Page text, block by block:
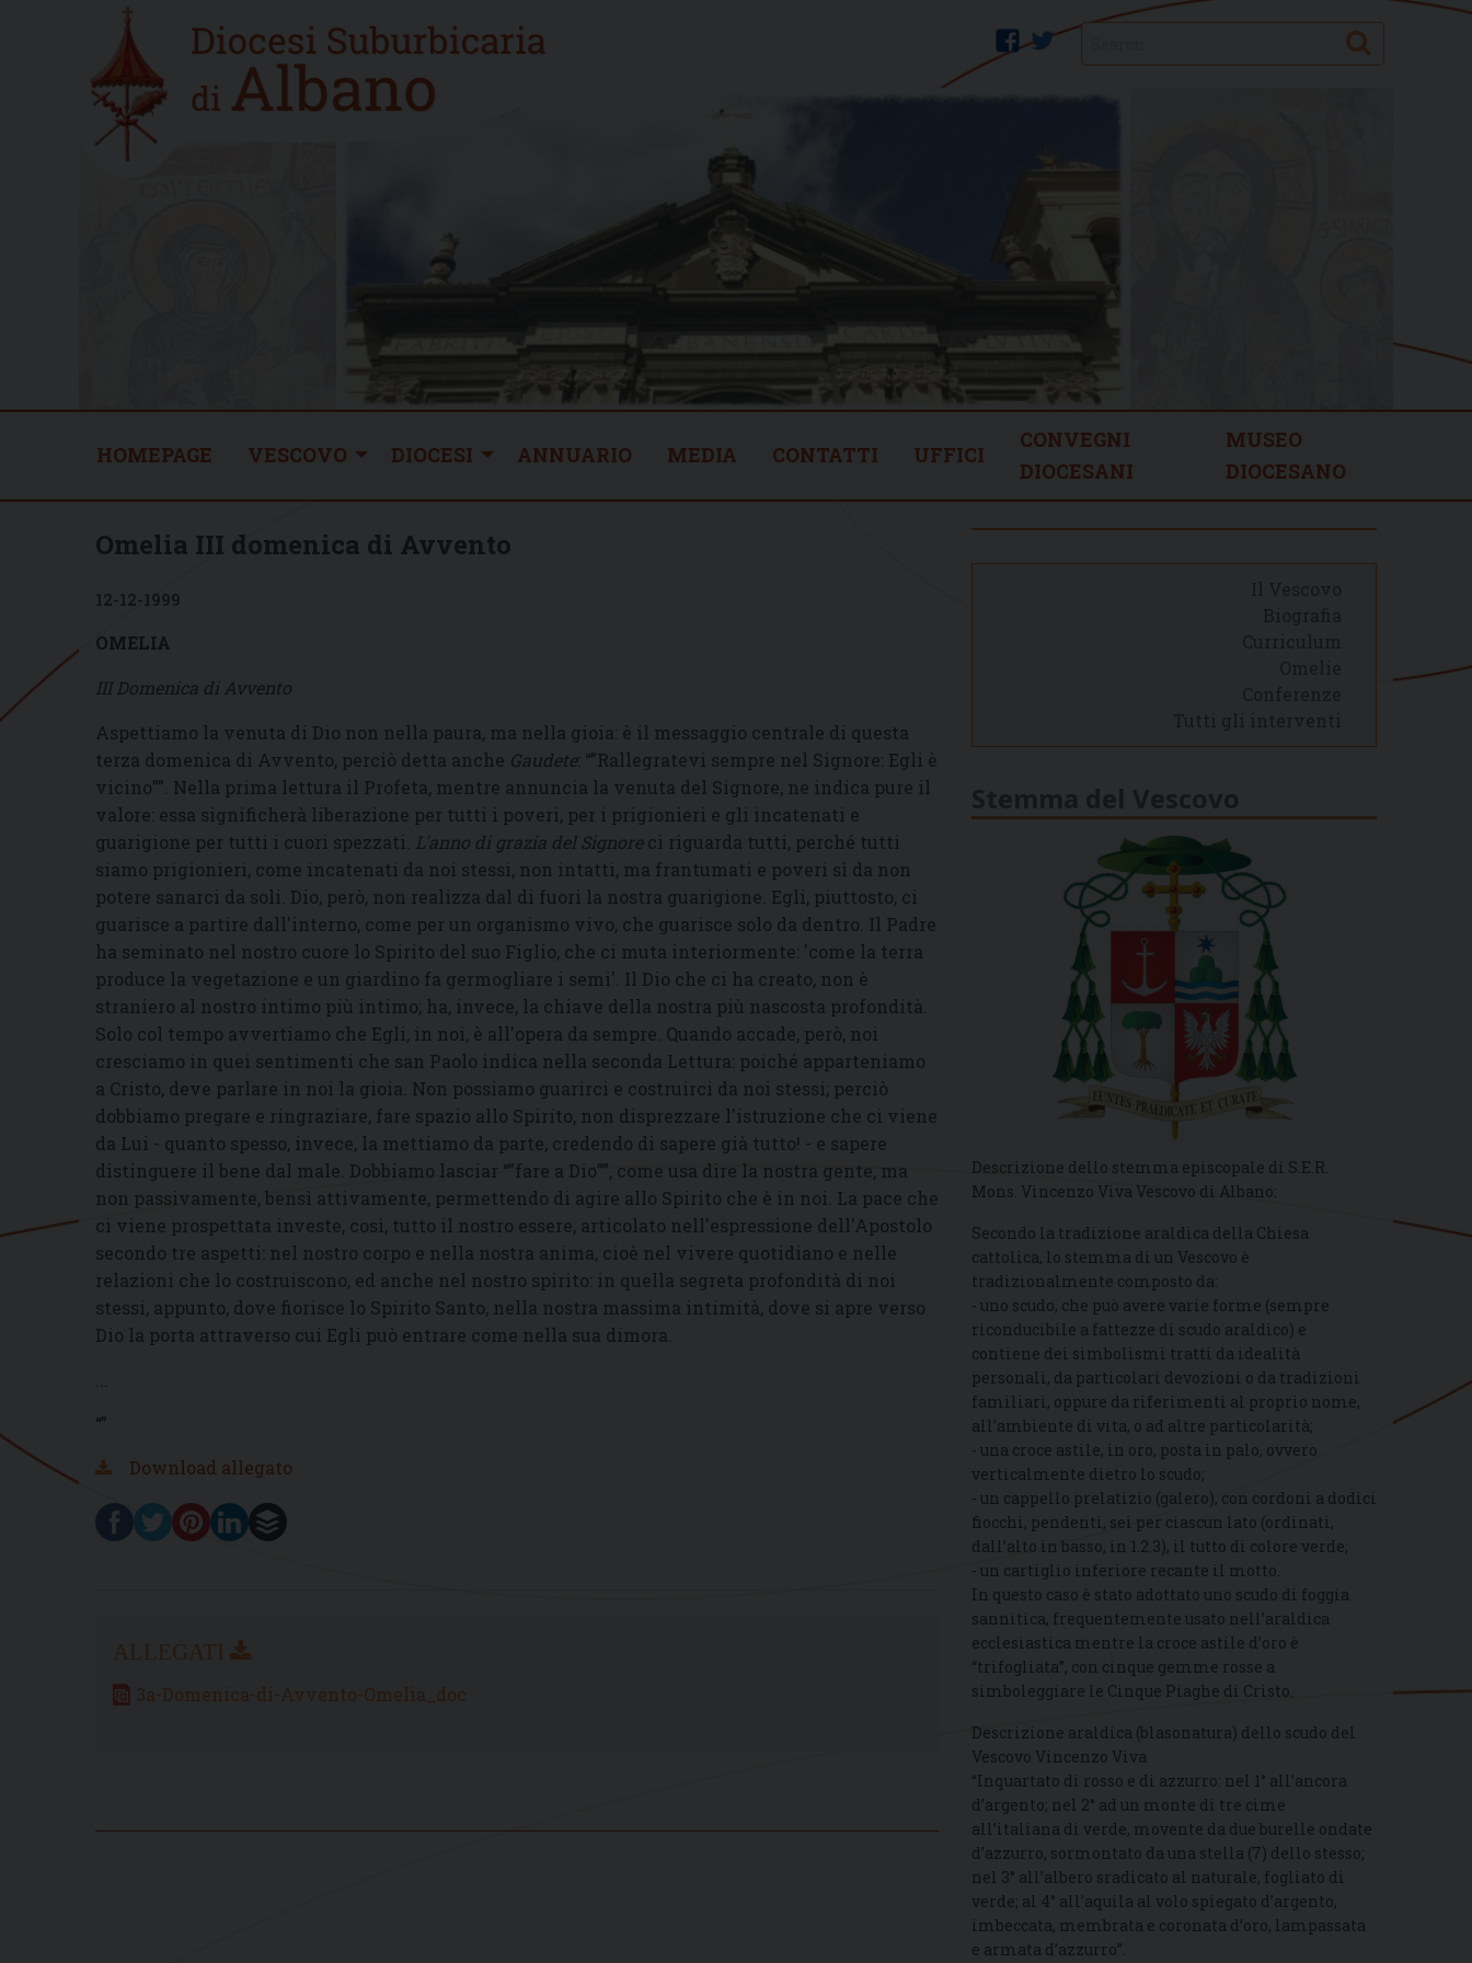
Home
new
twitter
facebook Search
HOMEPAGE VESCOVO DIOCESI ANNUARIO MEDIA CONTATTI UFFICI
CONVEGNI
DIOCESANI
MUSEO
DIOCESANO
Omelia III domenica di Avvento
12-12-1999
OMELIA
III Domenica di Avvento
Aspettiamo la venuta di Dio non nella paura, ma nella gioia: è il messaggio centrale di questa
terza domenica di Avvento, perciò detta anche Gaudete: “”Rallegratevi sempre nel Signore: Egli è
vicino””. Nella prima lettura il Profeta, mentre annuncia la venuta del Signore, ne indica pure il
valore: essa significherà liberazione per tutti i poveri, per i prigionieri e gli incatenati e
guarigione per tutti i cuori spezzati.
L'anno di grazia del Signoreci riguarda tutti, perché tutti
siamo prigionieri, come incatenati da noi stessi, non intatti, ma frantumati e poveri sì da non
potere sanarci da soli. Dio, però, non realizza dal di fuori la nostra guarigione. Egli, piuttosto, ci
guarisce a partire dall'interno, come per un organismo vivo, che guarisce solo da dentro. Il Padre
ha seminato nel nostro cuore lo Spirito del suo Figlio, che ci muta interiormente: 'come la terra
produce la vegetazione e un giardino fa germogliare i semi'. Il Dio che ci ha creato, non è
straniero al nostro intimo più intimo; ha, invece, la chiave della nostra più nascosta profondità.
Solo col tempo avvertiamo che Egli, in noi, è all'opera da sempre. Quando accade, però, noi
cresciamo in quei sentimenti che san Paolo indica nella seconda Lettura: poiché apparteniamo
a Cristo, deve parlare in noi la gioia. Non possiamo guarirci e costruirci da noi stessi; perciò
dobbiamo pregare e ringraziare, fare spazio allo Spirito, non disprezzare l'istruzione che ci viene
da Lui - quanto spesso, invece, la mettiamo da parte, credendo di sapere già tutto! - e sapere
distinguere il bene dal male. Dobbiamo lasciar “”fare a Dio””, come usa dire la nostra gente, ma
non passivamente, bensì attivamente, permettendo di agire allo Spirito che è in noi. La pace che
ci viene prospettata investe, così, tutto il nostro essere, articolato nell'espressione dell'Apostolo
secondo tre aspetti: nel nostro corpo e nella nostra anima, cioè nel vivere quotidiano e nelle
relazioni che lo costruiscono, ed anche nel nostro spirito: in quella segreta profondità di noi
stessi, appunto, dove fiorisce lo Spirito Santo, nella nostra massima intimità, dove si apre verso
Dio la porta attraverso cui Egli può entrare come nella sua dimora.
“”
Download allegato
3a-Domenica-di-Avvento-Omelia_doc
Descrizione dello stemma episcopale di S.E.R.
Mons. Vincenzo Viva Vescovo di Albano:
Secondo la tradizione araldica della Chiesa
cattolica, lo stemma di un Vescovo è
tradizionalmente composto da:
- uno scudo, che può avere varie forme (sempre
riconducibile a fattezze di scudo araldico) e
contiene dei simbolismi tratti da idealità
personali, da particolari devozioni o da tradizioni
familiari, oppure da riferimenti al proprio nome,
all’ambiente di vita, o ad altre particolarità;
- una croce astile, in oro, posta in palo, ovvero
verticalmente dietro lo scudo;
- un cappello prelatizio (galero), con cordoni a dodici
fiocchi, pendenti, sei per ciascun lato (ordinati,
dall’alto in basso, in 1.2.3), il tutto di colore verde;
- un cartiglio inferiore recante il motto.
In questo caso è stato adottato uno scudo di foggia
sannitica, frequentemente usato nell’araldica
ecclesiastica mentre la croce astile d’oro è
“trifogliata”, con cinque gemme rosse a
simboleggiare le Cinque Piaghe di Cristo.
Descrizione araldica (blasonatura) dello scudo del
Vescovo Vincenzo Viva
“Inquartato di rosso e di azzurro: nel 1° all’ancora
d’argento; nel 2° ad un monte di tre cime
all’italiana di verde, movente da due burelle ondate
d’azzurro, sormontato da una stella (7) dello stesso;
nel 3° all’albero sradicato al naturale, fogliato di
verde; al 4° all’aquila al volo spiegato d’argento,
imbeccata, membrata e coronata d’oro, lampassata
e armata d’azzurro”.